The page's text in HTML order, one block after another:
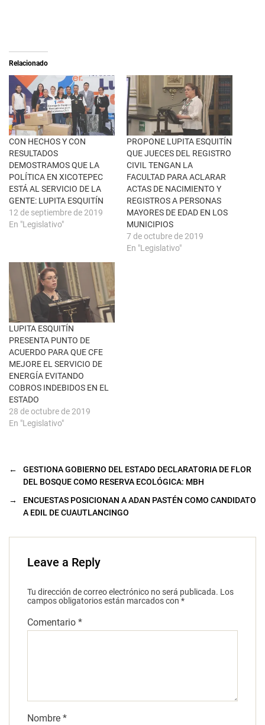
e
b
r
e
e
n
u
n
a
v
e
n
t
a
n
a
n
u
e
v
a
)
e
n
F
a
c
e
b
o
o
k
e
a
b
r
e
e
n
u
n
t
n
u
e
a
)
Relacionado
CON HECHOS Y CON
RESULTADOS
DEMOSTRAMOS QUE LA
POLÍTICA EN XICOTEPEC
ESTÁ AL SERVICIO DE LA
GENTE: LUPITA ESQUITÍN
12 de septiembre de 2019
En "Legislativo"
PROPONE LUPITA ESQUITÍN
QUE JUECES DEL REGISTRO
CIVIL TENGAN LA
FACULTAD PARA ACLARAR
ACTAS DE NACIMIENTO Y
REGISTROS A PERSONAS
MAYORES DE EDAD EN LOS
MUNICIPIOS
7 de octubre de 2019
En "Legislativo"
LUPITA ESQUITÍN
PRESENTA PUNTO DE
ACUERDO PARA QUE CFE
MEJORE EL SERVICIO DE
ENERGÍA EVITANDO
COBROS INDEBIDOS EN EL
ESTADO
28 de octubre de 2019
En "Legislativo"
←
GESTIONA GOBIERNO DEL ESTADO DECLARATORIA DE FLOR
DEL BOSQUE COMO RESERVA ECOLÓGICA: MBH
→
ENCUESTAS POSICIONAN A ADAN PASTÉN COMO CANDIDATO
A EDIL DE CUAUTLANCINGO
Leave a Reply
Tu dirección de correo electrónico no será publicada. Los
campos obligatorios están marcados con *
Comentario *
Nombre *